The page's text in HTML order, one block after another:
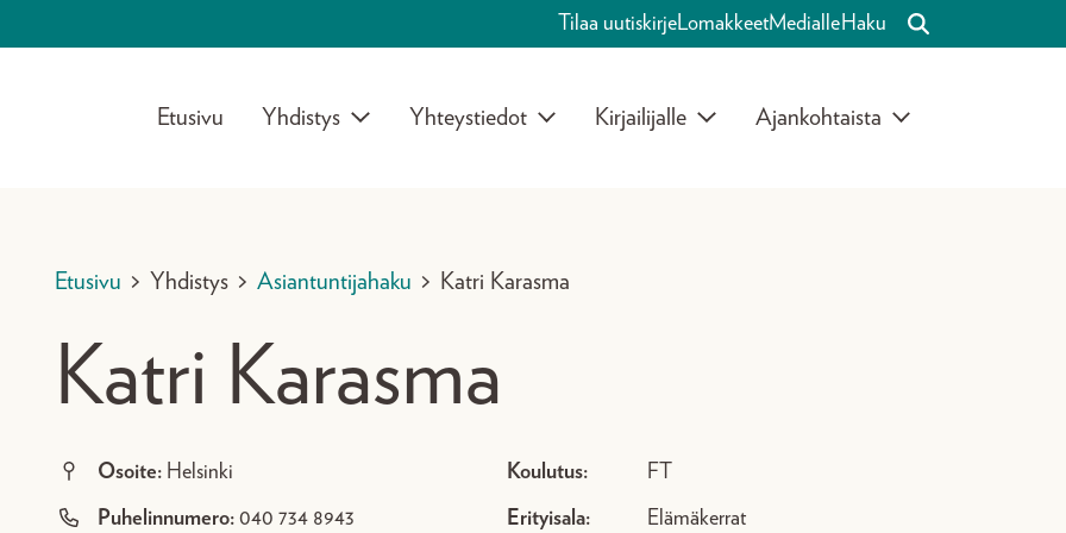
Tilaa uutiskirjeLomakkeetMedialleHaku
Etusivu Yhdistys Yhteystiedot Kirjailijalle Ajankohtaista
Etusivu > Yhdistys > Asiantuntijahaku > Katri Karasma
Katri Karasma
Osoite: Helsinki
Puhelinnumero: 040 734 8943
Koulutus: FT
Erityisala:
Elämäkerrat